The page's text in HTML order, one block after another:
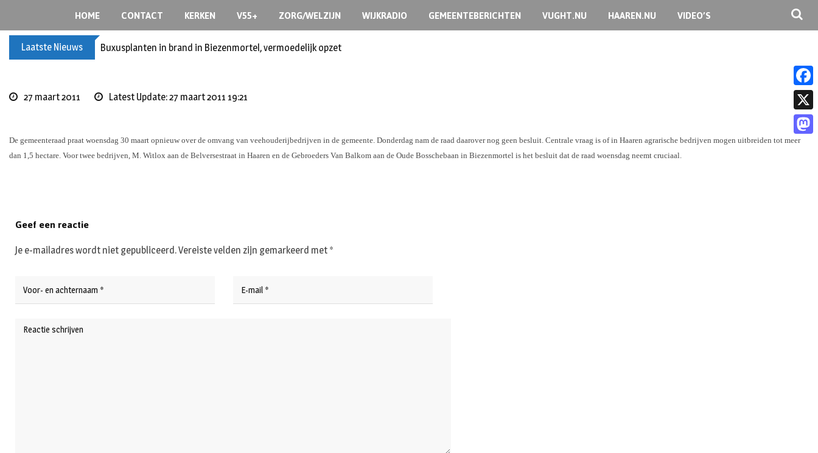
HOME CONTACT KERKEN V55+ ZORG/WELZIJN WIJKRADIO GEMEENTEBERICHTEN VUGHT.NU HAAREN.NU VIDEO’S
Laatste Nieuws Buxusplanten in brand in Biezenmortel, vermoedelijk opzet
27 maart 2011 Latest Update: 27 maart 2011 19:21
De gemeenteraad praat woensdag 30 maart opnieuw over de omvang van veehouderijbedrijven in de gemeente. Donderdag nam de raad daarover nog geen besluit. Centrale vraag is of in Haaren agrarische bedrijven mogen uitbreiden tot meer
dan 1,5 hectare. Voor twee bedrijven, M. Witlox aan de Belversestraat in Haaren en de Gebroeders Van Balkom aan de Oude Bosschebaan in Biezenmortel is het besluit dat de raad woensdag neemt cruciaal.
Geef een reactie
Je e-mailadres wordt niet gepubliceerd.Vereiste velden zijn gemarkeerd met *
F
a
c
X
M